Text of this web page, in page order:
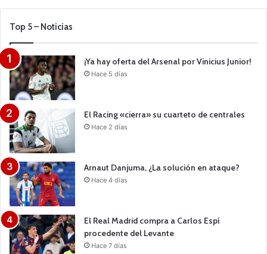
Top 5 – Noticias
¡Ya hay oferta del Arsenal por Vinicius Junior!
Hace 5 días
El Racing «cierra» su cuarteto de centrales
Hace 2 días
Arnaut Danjuma, ¿La solución en ataque?
Hace 4 días
El Real Madrid compra a Carlos Espí
procedente del Levante
Hace 7 días